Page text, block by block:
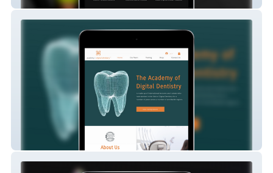
The Academy of Digital Dentistry